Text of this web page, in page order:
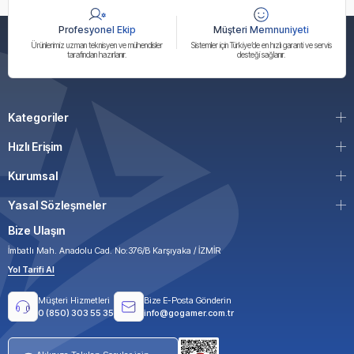
Profesyonel Ekip
Ürünlerimiz uzman teknisyen ve mühendisler
tarafından hazırlanır.
Müşteri Memnuniyeti
Sistemler için Türkiye’de en hızlı garanti ve servis
desteği sağlanır.
Kategoriler
Hızlı Erişim
Kurumsal
Yasal Sözleşmeler
Bize Ulaşın
İmbatlı Mah. Anadolu Cad. No:376/B Karşıyaka / İZMİR
Yol Tarifi Al
Müşteri Hizmetleri
0 (850) 303 55 35
Bize E-Posta Gönderin
info@gogamer.com.tr